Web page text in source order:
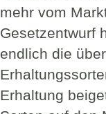
mehr vom
Gesetzentwurf
endlich die
Erhaltung